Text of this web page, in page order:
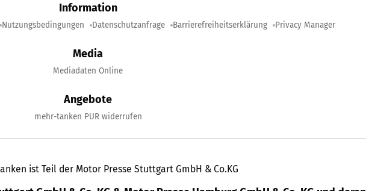
Information
Nutzungsbedingungen Datenschutzanfrage Barrierefreiheitserklärung Privacy Manager
Media
Mediadaten Online
Angebote
mehr-tanken PUR widerrufen
ist Teil der Motor Presse Stuttgart GmbH & Co.KG